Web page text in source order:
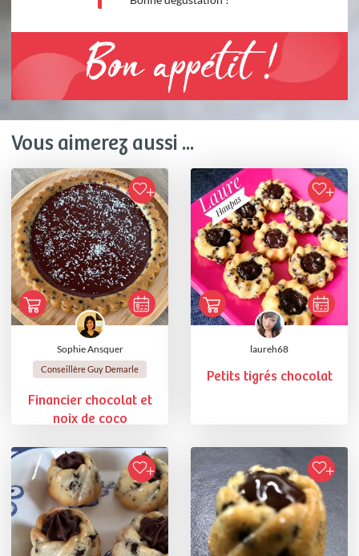
Bon appétit !
Vous aimerez aussi ...
Sophie Ansquer
Conseillère Guy Demarle
Financier chocolat et
noix de coco
laureh68
Petits tigrés chocolat